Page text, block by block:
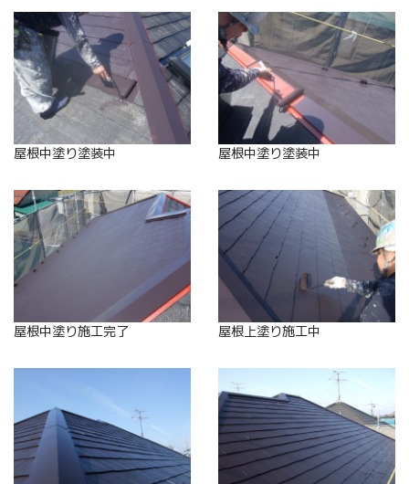
屋根中塗り塗装中 屋根中塗り塗装中
屋根中塗り施工完了 屋根上塗り施工中